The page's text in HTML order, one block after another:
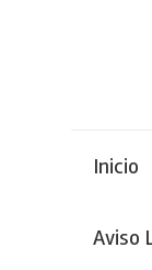
Inicio
Aviso